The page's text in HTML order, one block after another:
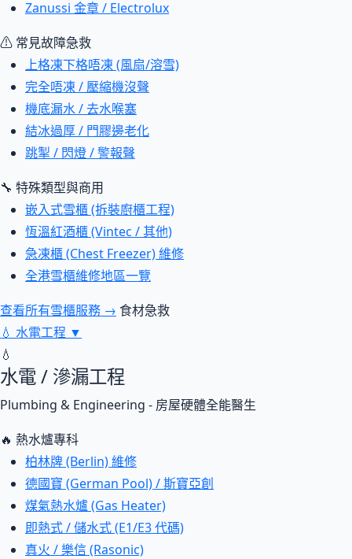
Zanussi 金章 / Electrolux
⚠ 常見故障急救
上格凍下格唔凍 (風扇/溶雪)
完全唔凍 / 壓縮機沒聲
機底漏水 / 去水喉塞
結冰過厚 / 門膠邊老化
跳掣 / 閃燈 / 警報聲
🔧 特殊類型與商用
嵌入式雪櫃 (拆裝廚櫃工程)
恆溫紅酒櫃 (Vintec / 其他)
急凍櫃 (Chest Freezer) 維修
全港雪櫃維修地區一覽
查看所有雪櫃服務 → 食材急救
💧 水電工程 ▼
💧
水電 / 滲漏工程
Plumbing & Engineering - 房屋硬體全能醫生
🔥 熱水爐專科
柏林牌 (Berlin) 維修
德國寶 (German Pool) / 斯寶亞創
煤氣熱水爐 (Gas Heater)
即熱式 / 儲水式 (E1/E3 代碼)
真火 / 樂信 (Rasonic)